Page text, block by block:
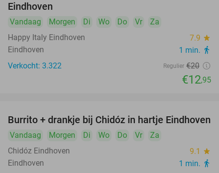
Eindhoven
Vandaag Morgen Di Wo Do Vr
Za
Happy Italy Eindhoven
7.9 star
Eindhoven 1 min. directions_walk
Verkocht: 3.322 Regulier €20
€12,95
36%
Burrito + drankje bij Chidóz in hartje Eindhoven
Vandaag Morgen Di Wo Do Vr
Za
Chidóz Eindhoven
9.1 star
Eindhoven 1 min. directions_walk